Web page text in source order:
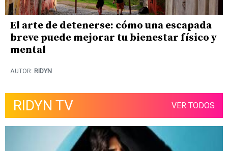
El arte de detenerse: cómo una escapada
breve puede mejorar tu bienestar físico y
mental
AUTOR: RIDYN
RIDYN TV VER TODOS